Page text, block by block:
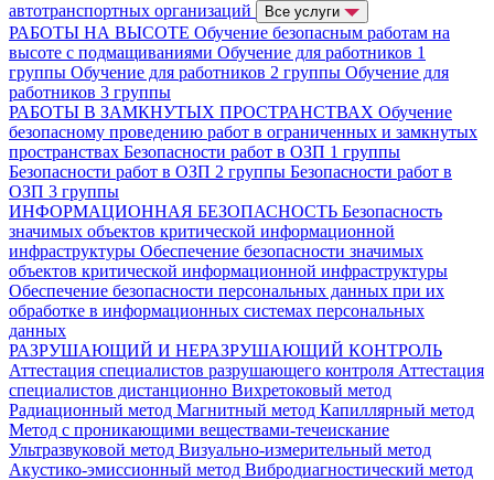
автотранспортных организаций
Все услуги
РАБОТЫ НА ВЫСОТЕ Обучение безопасным работам на
высоте с подмащиваниями Обучение для работников 1
группы Обучение для работников 2 группы Обучение для
работников 3 группы
РАБОТЫ В ЗАМКНУТЫХ ПРОСТРАНСТВАХ Обучение
безопасному проведению работ в ограниченных и замкнутых
пространствах Безопасности работ в ОЗП 1 группы
Безопасности работ в ОЗП 2 группы Безопасности работ в
ОЗП 3 группы
ИНФОРМАЦИОННАЯ БЕЗОПАСНОСТЬ Безопасность
значимых объектов критической информационной
инфраструктуры Обеспечение безопасности значимых
объектов критической информационной инфраструктуры
Обеспечение безопасности персональных данных при их
обработке в информационных системах персональных
данных
РАЗРУШАЮЩИЙ И НЕРАЗРУШАЮЩИЙ КОНТРОЛЬ
Аттестация специалистов разрушающего контроля Аттестация
специалистов дистанционно Вихретоковый метод
Радиационный метод Магнитный метод Капиллярный метод
Метод с проникающими веществами-течеискание
Ультразвуковой метод Визуально-измерительный метод
Акустико-эмиссионный метод Вибродиагностический метод